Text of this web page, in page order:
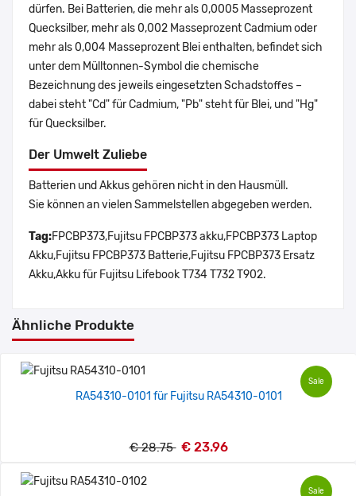
dürfen. Bei Batterien, die mehr als 0,0005 Masseprozent
Quecksilber, mehr als 0,002 Masseprozent Cadmium oder
mehr als 0,004 Masseprozent Blei enthalten, befindet sich
unter dem Mülltonnen-Symbol die chemische
Bezeichnung des jeweils eingesetzten Schadstoffes –
dabei steht "Cd" für Cadmium, "Pb" steht für Blei, und "Hg"
für Quecksilber.
Der Umwelt Zuliebe
Batterien und Akkus gehören nicht in den Hausmüll.
Sie können an vielen Sammelstellen abgegeben werden.
Tag:FPCBP373,Fujitsu FPCBP373 akku,FPCBP373 Laptop
Akku,Fujitsu FPCBP373 Batterie,Fujitsu FPCBP373 Ersatz
Akku,Akku für Fujitsu Lifebook T734 T732 T902.
Ähnliche Produkte
Sale
RA54310-0101 für Fujitsu RA54310-0101
€ 28.75 € 23.96
Sale